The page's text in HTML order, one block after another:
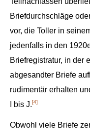
Briefdurchschläge
vor, die Toller in
jedenfalls in den
Briefregistratur, in der
abgesandter Briefe
rudimentär erhalten
I bis J.[4]
Obwohl viele Briefe